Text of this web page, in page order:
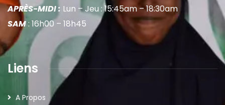
APRÈS-MIDI : Lun – Jeu : 15:45am – 18:30am
SAM: 16h00 – 18h45
Liens
A Propos